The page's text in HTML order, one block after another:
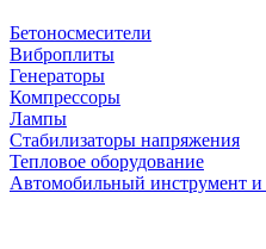
Бетоносмесители
Виброплиты
Генераторы
Компрессоры
Лампы
Стабилизаторы напряжения
Тепловое оборудование
Автомобильный инструмент